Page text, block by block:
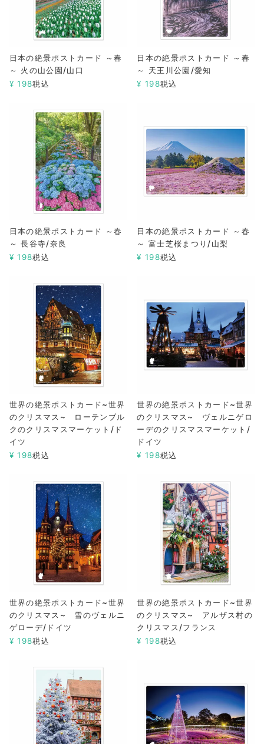
日本の絶景ポストカード ～春
～ 火の山公園/山口
¥ 198税込
日本の絶景ポストカード ～春
～ 天王川公園/愛知
¥ 198税込
日本の絶景ポストカード ～春
～ 長谷寺/奈良
¥ 198税込
日本の絶景ポストカード ～春
～ 富士芝桜まつり/山梨
¥ 198税込
世界の絶景ポストカード~世界
のクリスマス~ ローテンブル
クのクリスマスマーケット/ド
イツ
¥ 198税込
世界の絶景ポストカード~世界
のクリスマス~ ヴェルニゲロ
ーデのクリスマスマーケット/
ドイツ
¥ 198税込
世界の絶景ポストカード~世界
のクリスマス~ 雪のヴェルニ
ゲローデ/ドイツ
¥ 198税込
世界の絶景ポストカード~世界
のクリスマス~ アルザス村の
クリスマス/フランス
¥ 198税込